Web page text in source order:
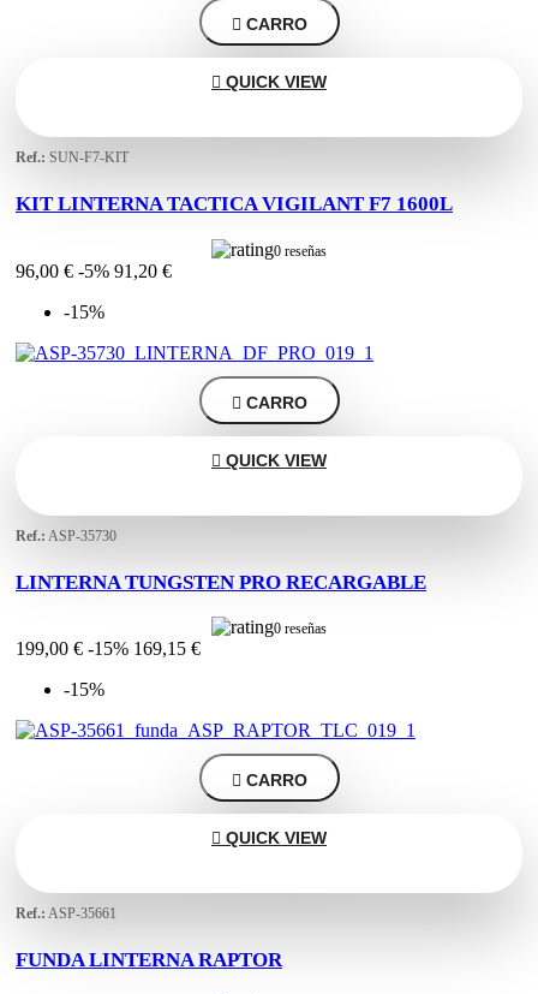
 CARRO
 QUICK VIEW
Ref.: SUN-F7-KIT
KIT LINTERNA TACTICA VIGILANT F7 1600L
0 reseñas
96,00 € -5% 91,20 €
-15%
 CARRO
 QUICK VIEW
Ref.: ASP-35730
LINTERNA TUNGSTEN PRO RECARGABLE
0 reseñas
199,00 € -15% 169,15 €
-15%
 CARRO
 QUICK VIEW
Ref.: ASP-35661
FUNDA LINTERNA RAPTOR